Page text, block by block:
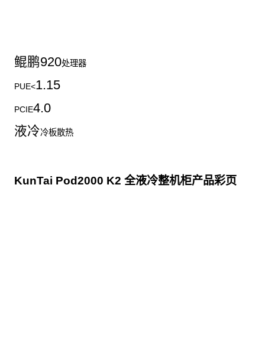
鲲鹏920处理器
PUE<1.15
PCIE4.0
液冷冷板散热
KunTai Pod2000 K2 全液冷整机柜产品彩页